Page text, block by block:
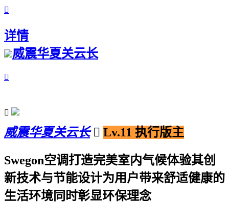

详情
威震华夏关云长


威震华夏关云长  Lv.11 执行版主
Swegon空调打造完美室内气候体验其创
新技术与节能设计为用户带来舒适健康的
生活环境同时彰显环保理念